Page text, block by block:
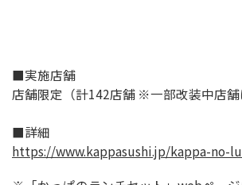
■実施店舗
店舗限定（計142店舗 ※一部改装中店舗
■詳細
https://www.kappasushi.jp/kappa-no-